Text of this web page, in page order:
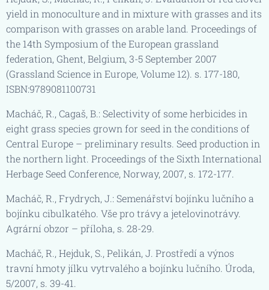
yield in monoculture and in mixture with grasses and its
comparison with grasses on arable land. Proceedings of
the 14th Symposium of the European grassland
federation, Ghent, Belgium, 3-5 September 2007
(Grassland Science in Europe, Volume 12). s. 177-180,
ISBN:9789081100731
Macháč, R., Cagaš, B.: Selectivity of some herbicides in
eight grass species grown for seed in the conditions of
Central Europe – preliminary results. Seed production in
the northern light. Proceedings of the Sixth International
Herbage Seed Conference, Norway, 2007, s. 172-177.
Macháč, R., Frydrych, J.: Semenářství bojínku lučního a
bojínku cibulkatého. Vše pro trávy a jetelovinotrávy.
Agrární obzor – příloha, s. 28-29.
Macháč, R., Hejduk, S., Pelikán, J. Prostředí a výnos
travní hmoty jílku vytrvalého a bojínku lučního. Úroda,
5/2007, s. 39-41.